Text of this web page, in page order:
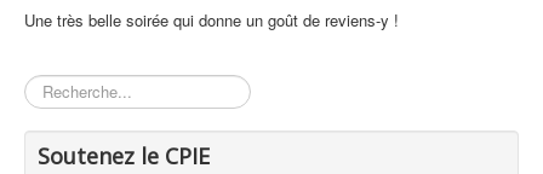
Une très belle soirée qui donne un goût de reviens-y !
Rechercher
Soutenez le CPIE